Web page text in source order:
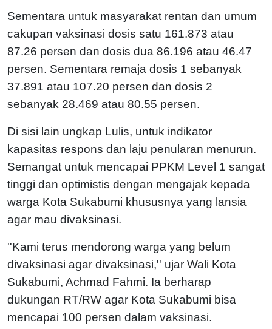
Sementara untuk masyarakat rentan dan umum
cakupan vaksinasi dosis satu 161.873 atau
87.26 persen dan dosis dua 86.196 atau 46.47
persen. Sementara remaja dosis 1 sebanyak
37.891 atau 107.20 persen dan dosis 2
sebanyak 28.469 atau 80.55 persen.
Di sisi lain ungkap Lulis, untuk indikator
kapasitas respons dan laju penularan menurun.
Semangat untuk mencapai PPKM Level 1 sangat
tinggi dan optimistis dengan mengajak kepada
warga Kota Sukabumi khususnya yang lansia
agar mau divaksinasi.
''Kami terus mendorong warga yang belum
divaksinasi agar divaksinasi,'' ujar Wali Kota
Sukabumi, Achmad Fahmi. Ia berharap
dukungan RT/RW agar Kota Sukabumi bisa
mencapai 100 persen dalam vaksinasi.